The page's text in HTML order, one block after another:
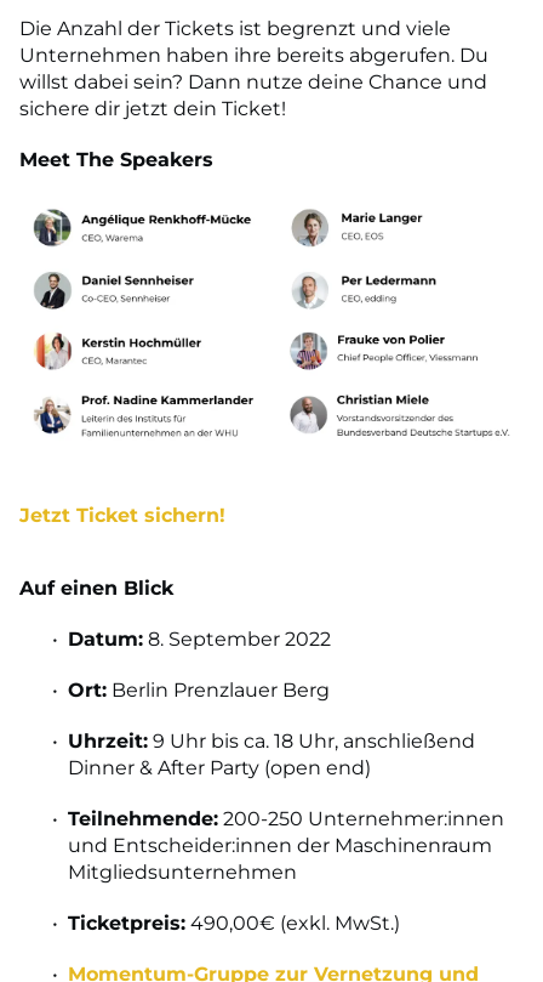
Die Anzahl der Tickets ist begrenzt und viele
Unternehmen haben ihre bereits abgerufen. Du
willst dabei sein? Dann nutze deine Chance und
sichere dir jetzt dein Ticket!
Meet The Speakers
Jetzt Ticket sichern!
Auf einen Blick
Datum: 8. September 2022
Ort: Berlin Prenzlauer Berg
Uhrzeit: 9 Uhr bis ca. 18 Uhr, anschließend
Dinner & After Party (open end)
Teilnehmende: 200-250 Unternehmer:innen
und Entscheider:innen der Maschinenraum
Mitgliedsunternehmen
Ticketpreis: 490,00€ (exkl. MwSt.)
Momentum-Gruppe zur Vernetzung und